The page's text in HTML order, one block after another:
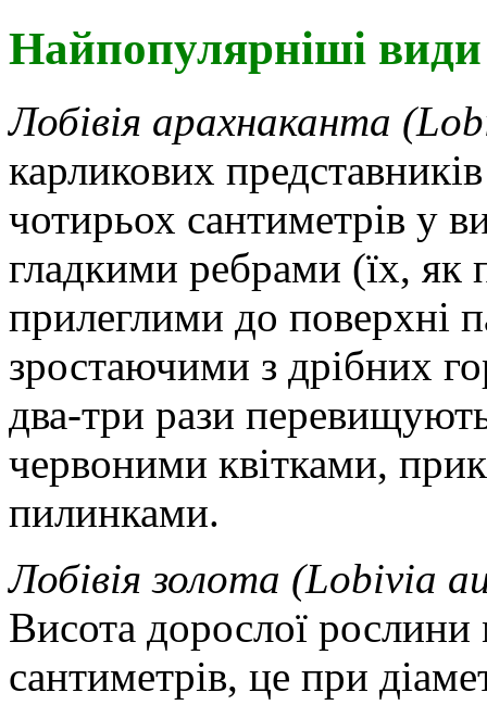
Найпопулярніші види
Лобівія арахнаканта
карликових
чотирьох сантиметрів у
гладкими ребрами (їх, як
прилеглими до поверхні
зростаючими з дрібних
два-три рази
червоними квітками,
пилинками.
Лобівія золота (Lobivia
Висота дорослої
сантиметрів, це при